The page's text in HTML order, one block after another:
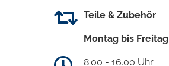
Teile & Zubehör
Montag bis Freitag
8.00 - 16.00 Uhr